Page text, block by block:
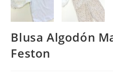
Blusa Algodón
Feston